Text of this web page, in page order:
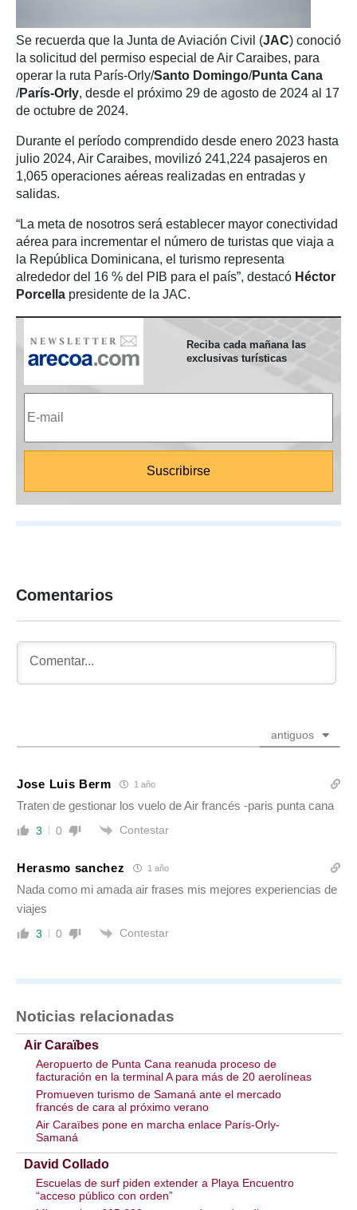
Se recuerda que la Junta de Aviación Civil (JAC) conoció
la solicitud del permiso especial de Air Caraibes, para
operar la ruta París-Orly/Santo Domingo/Punta Cana
/París-Orly, desde el próximo 29 de agosto de 2024 al 17
de octubre de 2024.
Durante el período comprendido desde enero 2023 hasta
julio 2024, Air Caraibes, movilizó 241,224 pasajeros en
1,065 operaciones aéreas realizadas en entradas y
salidas.
“La meta de nosotros será establecer mayor conectividad
aérea para incrementar el número de turistas que viaja a
la República Dominicana, el turismo representa
alrededor del 16 % del PIB para el país”, destacó Héctor
Porcella presidente de la JAC.
Reciba cada mañana las
exclusivas turísticas
Comentarios
antiguos
Jose Luis Berm 1 año
Traten de gestionar los vuelo de Air francés -paris punta cana
3 0 Contestar
Herasmo sanchez 1 año
Nada como mi amada air frases mis mejores experiencias de
viajes
3 0 Contestar
Noticias relacionadas
Air Caraïbes
Aeropuerto de Punta Cana reanuda proceso de
facturación en la terminal A para más de 20 aerolíneas
Promueven turismo de Samaná ante el mercado
francés de cara al próximo verano
Air Caraïbes pone en marcha enlace París-Orly-
Samaná
David Collado
Escuelas de surf piden extender a Playa Encuentro
“acceso público con orden”